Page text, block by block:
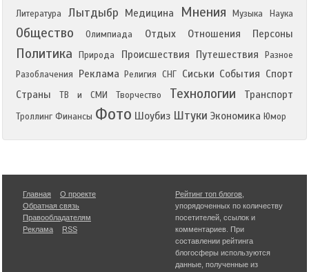
Литература Лытдыбр Медицина Мнения Музыка Наука
Общество Олимпиада Отдых Отношения Персоны
Политика Природа Происшествия Путешествия
Разное
Разоблачения
Реклама Религия СНГ Сиськи События Спорт
Страны
ТВ и СМИ Творчество Технологии Транспорт
Троллинг Финансы Фото Шоубиз Штуки Экономика Юмор
Главная
О проекте
Обратная связь
Правообладателям
Реклама
RSS
Рейтинг топ блогов
упорядоченных по количеству
посетителей, ссылок и
комментариев. При
составлении рейтинга
блогосферы используются
данные, полученные из